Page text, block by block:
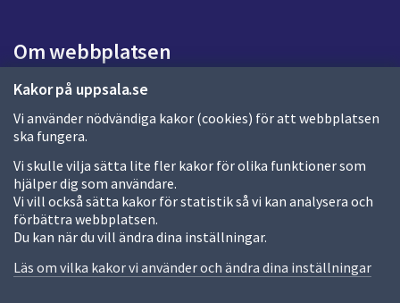
Kakor på uppsala.se
Vi använder nödvändiga kakor (cookies) för att webbplatsen
ska fungera.
Vi skulle vilja sätta lite fler kakor för olika funktioner som
hjälper dig som användare.
Vi vill också sätta kakor för statistik så vi kan analysera och
förbättra webbplatsen.
Du kan när du vill ändra dina inställningar.
Läs om vilka kakor vi använder och ändra dina inställningar
i
d
a
Om webbplatsen
Om webbplatsen
Allmänna handlingar och diarium
Behandling av personuppgifter
Kakor
Språk (other languages)
Tillgänglighetsredogörelse